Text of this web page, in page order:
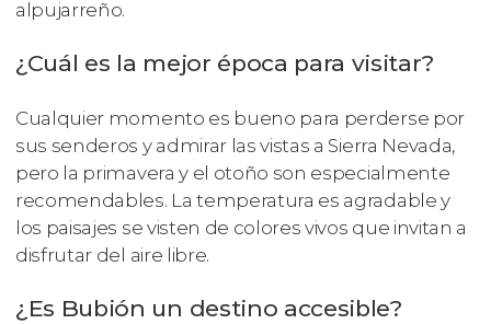
alpujarreño.
¿Cuál es la mejor época para visitar?
Cualquier momento es bueno para perderse por
sus senderos y admirar las vistas a Sierra Nevada,
pero la primavera y el otoño son especialmente
recomendables. La temperatura es agradable y
los paisajes se visten de colores vivos que invitan a
disfrutar del aire libre.
¿Es Bubión un destino accesible?